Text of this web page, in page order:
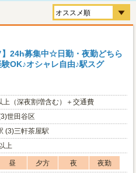
】24h募集中☆日勤・夜勤どちら
OK♪オシャレ自由♪駅スグ
（深夜割増含む）＋交通費
世田谷区
(3)三軒茶屋駅
上
昼 夕方 夜
夜勤